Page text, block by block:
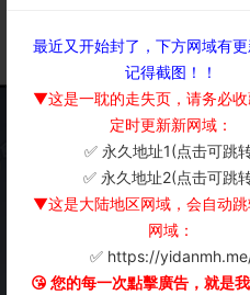
最近又开始封了，下方网域有
记得截图！！
▼这是一耽的走失页，请务必收
定时更新新网域：
✅ 永久地址1(点击可跳
✅ 永久地址2(点击可跳
▼这是大陆地区网域，会自动跳
网域：
✅ https://
😘 您的每一次點擊廣告，就是